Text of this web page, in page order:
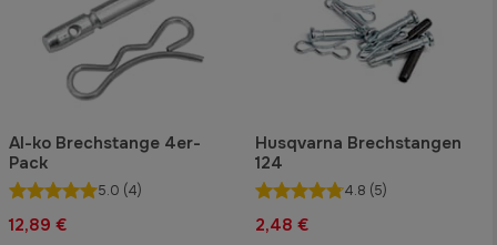
Al-ko Brechstange 4er-
Pack
5.0 (4)
12,89 €
Husqvarna Brechstangen
124
4.8 (5)
2,48 €